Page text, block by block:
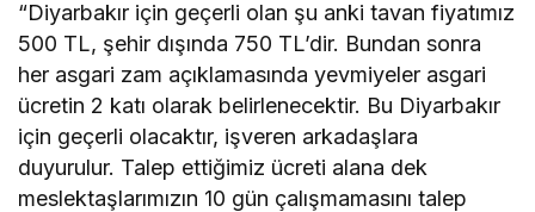
“Diyarbakır için geçerli olan şu anki tavan fiyatımız
500 TL, şehir dışında 750 TL’dir. Bundan sonra
her asgari zam açıklamasında yevmiyeler asgari
ücretin 2 katı olarak belirlenecektir. Bu Diyarbakır
için geçerli olacaktır, işveren arkadaşlara
duyurulur. Talep ettiğimiz ücreti alana dek
meslektaşlarımızın 10 gün çalışmamasını talep